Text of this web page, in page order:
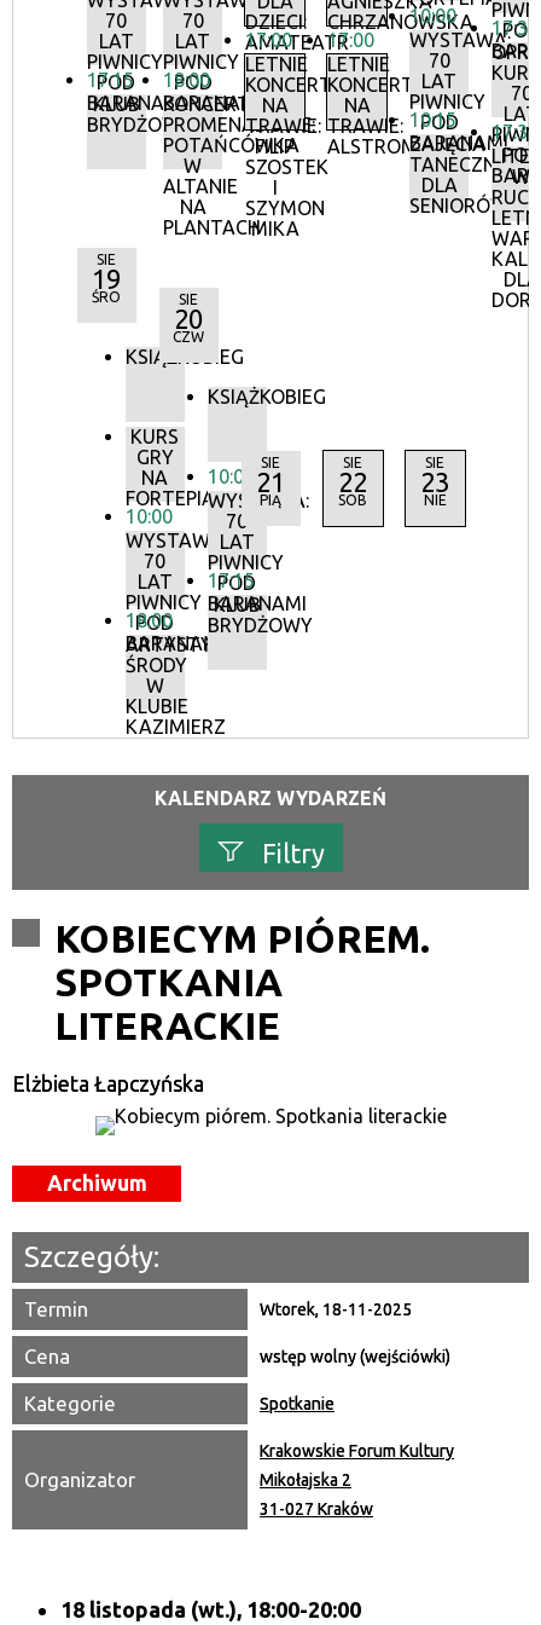
70
LAT
PIWNICY
POD
BARANAMI
17:15
KLUB
BRYDŻOWY
70
LAT
PIWNICY
POD
BARANAMI
18:00
KONCERTY
PROMENADOWE:
POTAŃCÓWKA
W
ALTANIE
NA
PLANTACH
DZIECI:
AMATEATR
17:00
LETNIE
KONCERTY
NA
TRAWIE:
FILIP
SZOSTEK
I
SZYMON
MIKA
CHRZANOWSKA
17:00
LETNIE
KONCERTY
NA
TRAWIE:
ALSTROMERIE
10:00
WYSTAWA:
70
LAT
PIWNICY
POD
BARANAMI
10:15
ZAJĘCIA
TANECZNE
DLA
SENIORÓW
POD
17:30
70
LAT
POD
17:30
W
DLA
SIE
19
ŚRO
KSIĄŻKOBIEG
KURS
GRY
NA
FORTEPIANIE
10:00
WYSTAWA:
70
LAT
PIWNICY
POD
BARANAMI
18:00
ARTYSTYCZNE
ŚRODY
W
KLUBIE
KAZIMIERZ
SIE
20
CZW
KSIĄŻKOBIEG
10:00
WYSTAWA:
70
LAT
PIWNICY
POD
BARANAMI
17:15
KLUB
BRYDŻOWY
SIE
21
PIĄ
SIE
22
SOB
SIE
23
NIE
KALENDARZ WYDARZEŃ
Filtry
Kategoria
Trwające w zakresie
Miejsce
KOBIECYM PIÓREM.
SPOTKANIA
LITERACKIE
Elżbieta Łapczyńska
Archiwum
Szczegóły:
Termin Wtorek, 18-11-2025
Cena wstęp wolny (wejściówki)
Kategorie Spotkanie
Organizator
Krakowskie Forum Kultury
Mikołajska 2
31-027 Kraków
18 listopada (wt.), 18:00-20:00